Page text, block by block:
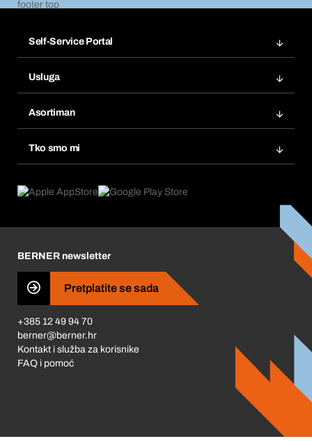
Self-Service Portal
Popisi želja
Ponovno naručivanje
Pretplate
Usluga
Tražitelji proizvoda
Asortiman
Tko smo mi
Što nas pokreće
Business Conduct
BERNER newsletter
Pretplatite se sada
+385 12 49 94 70
berner@berner.hr
Kontakt i služba za korisnike
FAQ i pomoć